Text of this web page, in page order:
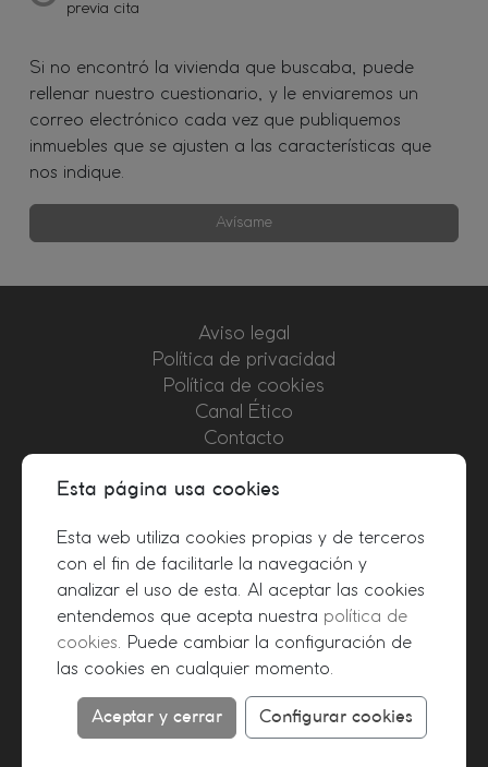
previa cita
Si no encontró la vivienda que buscaba, puede
rellenar nuestro cuestionario, y le enviaremos un
correo electrónico cada vez que publiquemos
inmuebles que se ajusten a las características que
nos indique.
Avísame
Aviso legal
Política de privacidad
Política de cookies
Canal Ético
Contacto
Miembro de
+34 915 424 211
info@foroconsultores.com
Esta página usa cookies
Esta web utiliza cookies propias y de terceros
con el fin de facilitarle la navegación y
analizar el uso de esta. Al aceptar las cookies
entendemos que acepta nuestra política de
cookies. Puede cambiar la configuración de
las cookies en cualquier momento.
Aceptar y cerrar Configurar cookies